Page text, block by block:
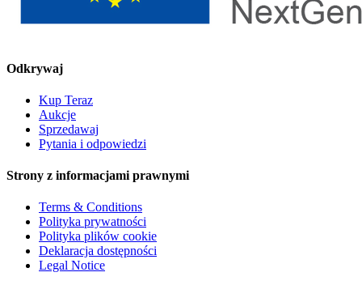
Odkrywaj
Kup Teraz
Aukcje
Sprzedawaj
Pytania i odpowiedzi
Strony z informacjami prawnymi
Terms & Conditions
Polityka prywatności
Polityka plików cookie
Deklaracja dostępności
Legal Notice